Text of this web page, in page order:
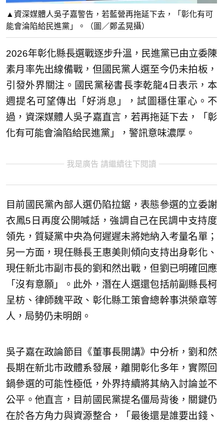
▲資深媒體人吳子嘉警告，若藍營再拖延下去，「彰化有可
能會淪陷給民進黨」。（圖／鄭孟晃攝）
2026年彰化縣長選戰逐步升溫，民進黨已由立委陳
素月率先出線備戰，但國民黨人選至今仍未拍板，
引發外界關注。國民黨秘書長李乾龍4日表示，本
週提名可望傳出「好消息」，試圖穩住軍心。不
過，資深媒體人吳子嘉直言，若再拖延下去，「彰
化有可能會淪陷給民進黨」，警訊意味濃厚。
我是廣告 請繼續往下閱讀
目前國民黨內部人選仍陷拉鋸，表態參選的立委謝
衣鳳5日再度公開喊話，強調自己在民調中支持度
領先，質疑黨中央為何遲遲未將她納入考量名單；
另一方面，現任縣長王惠美則傾向支持出身彰化、
現任新北市副市長的劉和然出戰，但劉已明確回應
「沒有意願」。此外，潛在人選還包括前副縣長柯
呈枋、律師魏平政、彰化縣工策會總幹事洪榮章等
人，局勢仍未明朗。
吳子嘉在政論節目《董事長開講》中分析，劉和然
長期在新北市政體系發展，離開彰化多年，實際回
鍋參選的可能性極低，外界持續將其納入討論並不
公平。他直言，目前國民黨提名僵局背後，關鍵仍
在於各方角力與資源整合，「最後還是誰要出錢、